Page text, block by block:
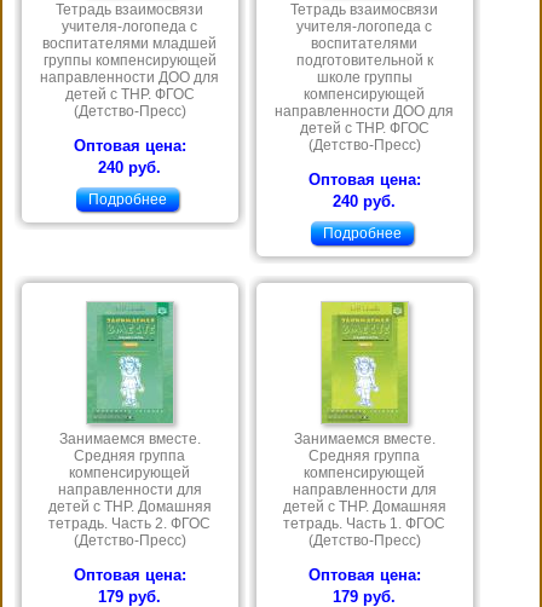
Тетрадь взаимосвязи
учителя-логопеда с
воспитателями младшей
группы компенсирующей
направленности ДОО для
детей с ТНР. ФГОС
(Детство-Пресс)
Оптовая цена:
240 руб.
Подробнее
Тетрадь взаимосвязи
учителя-логопеда с
воспитателями
подготовительной к
школе группы
компенсирующей
направленности ДОО для
детей с ТНР. ФГОС
(Детство-Пресс)
Оптовая цена:
240 руб.
Подробнее
Занимаемся вместе.
Средняя группа
компенсирующей
направленности для
детей с ТНР. Домашняя
тетрадь. Часть 2. ФГОС
(Детство-Пресс)
Оптовая цена:
179 руб.
Занимаемся вместе.
Средняя группа
компенсирующей
направленности для
детей с ТНР. Домашняя
тетрадь. Часть 1. ФГОС
(Детство-Пресс)
Оптовая цена:
179 руб.